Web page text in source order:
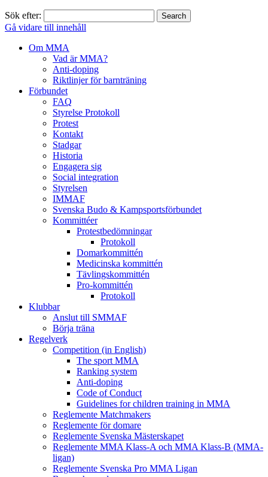
Sök efter:
Gå vidare till innehåll
Om MMA
Vad är MMA?
Anti-doping
Riktlinjer för barnträning
Förbundet
FAQ
Styrelse Protokoll
Protest
Kontakt
Stadgar
Historia
Engagera sig
Social integration
Styrelsen
IMMAF
Svenska Budo & Kampsportsförbundet
Kommittéer
Protestbedömningar
Protokoll
Domarkommittén
Medicinska kommittén
Tävlingskommittén
Pro-kommittén
Protokoll
Klubbar
Anslut till SMMAF
Börja träna
Regelverk
Competition (in English)
The sport MMA
Ranking system
Anti-doping
Code of Conduct
Guidelines for children training in MMA
Reglemente Matchmakers
Reglemente för domare
Reglemente Svenska Mästerskapet
Reglemente MMA Klass-A och MMA Klass-B (MMA-
ligan)
Reglemente Svenska Pro MMA Ligan